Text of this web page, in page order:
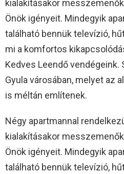
kialakításakor
Önök igényeit. Mindegyik
található bennük televízió,
mi a komfortos
Kedves Leendő
Gyula városában, melyet az
is méltán említenek.
Négy apartmannal
kialakításakor
Önök igényeit. Mindegyik
található bennük televízió,